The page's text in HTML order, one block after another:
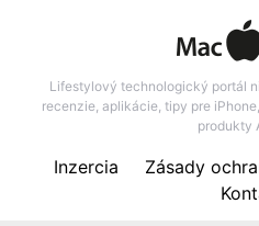
Lifestylový technologický portál
recenzie, aplikácie, tipy pre
produkty
Inzercia
Zásady